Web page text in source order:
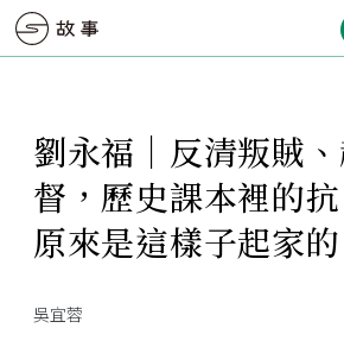
劉永福｜反清叛賊
督，歷史課本裡的抗
原來是這樣子起家的
吳宜蓉